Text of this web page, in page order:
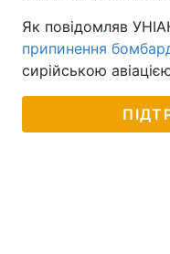
Як повідомляв
припинення
сирійською